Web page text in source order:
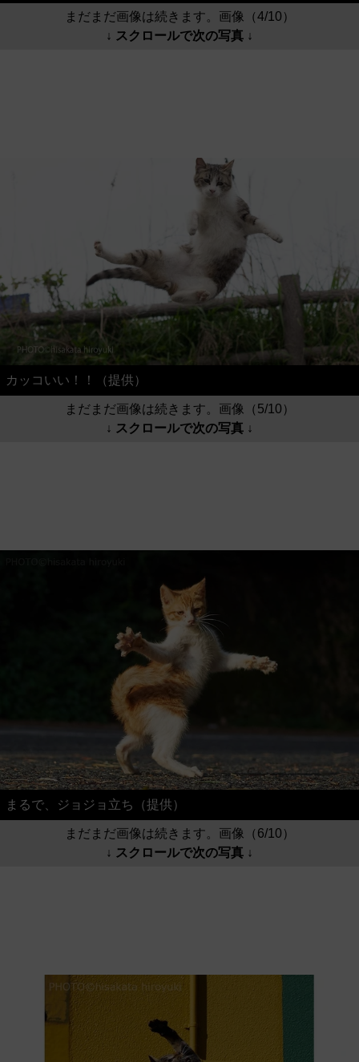
まだまだ画像は続きます。画像（4/10）
↓ スクロールで次の写真 ↓
カッコいい！！（提供）
まだまだ画像は続きます。画像（5/10）
↓ スクロールで次の写真 ↓
まるで、ジョジョ立ち（提供）
まだまだ画像は続きます。画像（6/10）
↓ スクロールで次の写真 ↓